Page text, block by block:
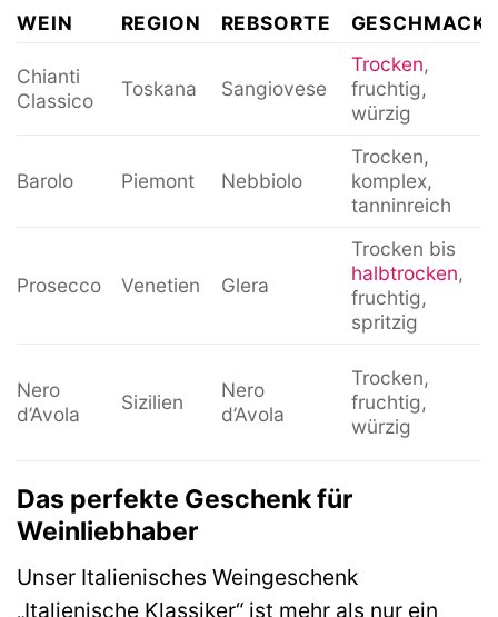
WEIN REGION REBSORTE GESCHMACK
Chianti
Classico
Toskana Sangiovese
Trocken,
fruchtig,
würzig
Barolo Piemont Nebbiolo
Trocken,
komplex,
tanninreich
Prosecco Venetien Glera
Trocken bis
halbtrocken,
fruchtig,
spritzig
Nero
d’Avola
Sizilien
Nero
d’Avola
Trocken,
fruchtig,
würzig
Das perfekte Geschenk für
Weinliebhaber
Unser Italienisches Weingeschenk
„Italienische Klassiker“ ist mehr als nur ein